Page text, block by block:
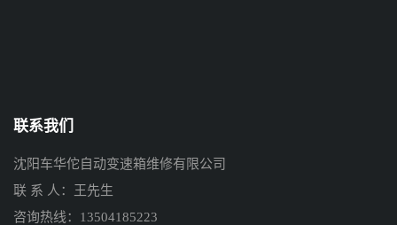
联系我们
沈阳车华佗自动变速箱维修有限公司
联 系 人：王先生
咨询热线：13504185223